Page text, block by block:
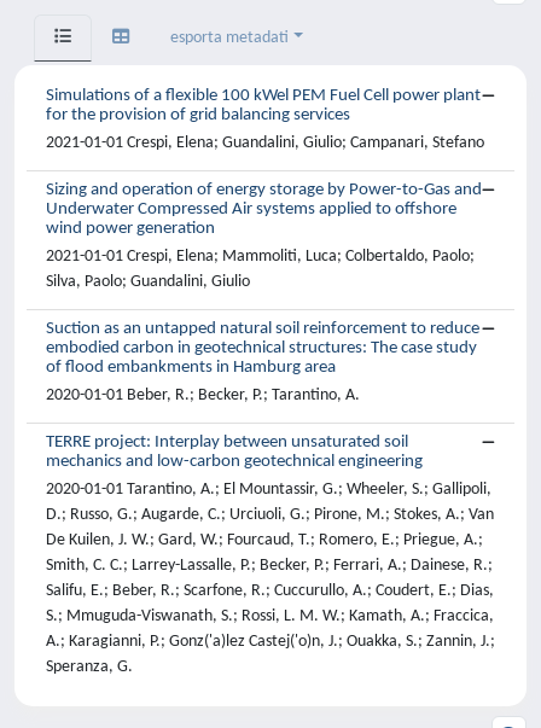
esporta metadati
Simulations of a flexible 100 kWel PEM Fuel Cell power plant
for the provision of grid balancing services
2021-01-01 Crespi, Elena; Guandalini, Giulio; Campanari, Stefano
Sizing and operation of energy storage by Power-to-Gas and
Underwater Compressed Air systems applied to offshore
wind power generation
2021-01-01 Crespi, Elena; Mammoliti, Luca; Colbertaldo, Paolo;
Silva, Paolo; Guandalini, Giulio
Suction as an untapped natural soil reinforcement to reduce
embodied carbon in geotechnical structures: The case study
of flood embankments in Hamburg area
2020-01-01 Beber, R.; Becker, P.; Tarantino, A.
TERRE project: Interplay between unsaturated soil
mechanics and low-carbon geotechnical engineering
2020-01-01 Tarantino, A.; El Mountassir, G.; Wheeler, S.; Gallipoli,
D.; Russo, G.; Augarde, C.; Urciuoli, G.; Pirone, M.; Stokes, A.; Van
De Kuilen, J. W.; Gard, W.; Fourcaud, T.; Romero, E.; Priegue, A.;
Smith, C. C.; Larrey-Lassalle, P.; Becker, P.; Ferrari, A.; Dainese, R.;
Salifu, E.; Beber, R.; Scarfone, R.; Cuccurullo, A.; Coudert, E.; Dias,
S.; Mmuguda-Viswanath, S.; Rossi, L. M. W.; Kamath, A.; Fraccica,
A.; Karagianni, P.; Gonz('a)lez Castej('o)n, J.; Ouakka, S.; Zannin, J.;
Speranza, G.